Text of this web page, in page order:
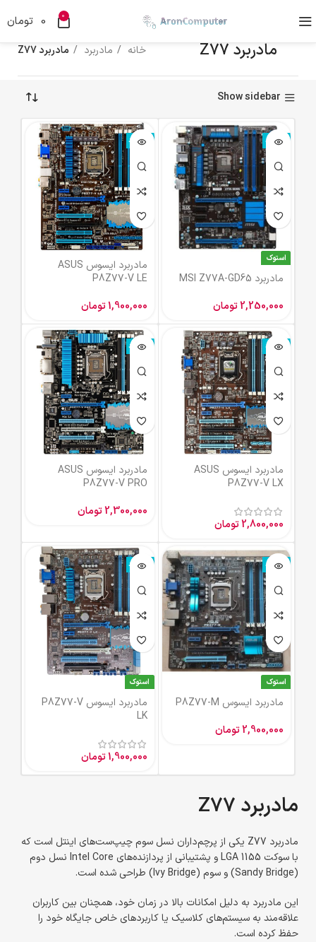
0
0 تومان
مادربرد Z77 خانه مادربرد مادربرد Z77
Show sidebar
ناموجود
استوک
مادربرد MSI Z77A-GD65
2,250,000تومان
ناموجود
مادربرد ایسوس ASUS
P8Z77-V LE
1,900,000تومان
ناموجود
مادربرد ایسوس ASUS
P8Z77-V LX
2,800,000تومان
ناموجود
مادربرد ایسوس ASUS
P8Z77-V PRO
2,300,000تومان
ناموجود
استوک
مادربرد ایسوس P8Z77-M
2,900,000تومان
ناموجود
استوک
مادربرد ایسوس P8Z77-V
LK
1,900,000تومان
مادربرد Z77
مادربرد Z77 یکی از پرچم‌داران نسل سوم چیپ‌ست‌های اینتل است که
با سوکت LGA 1155 و پشتیبانی از پردازنده‌های Intel Core نسل دوم
(Sandy Bridge) و سوم (Ivy Bridge) طراحی شده است.
این مادربرد به دلیل امکانات بالا در زمان خود، همچنان بین کاربران
علاقه‌مند به سیستم‌های کلاسیک یا کاربردهای خاص جایگاه خود را
حفظ کرده است.